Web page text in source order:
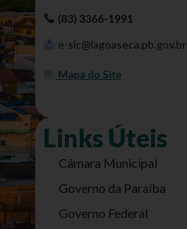
(83) 3366-1991
e-sic@lagoaseca.pb.gov.br
Mapa do Site
Links Úteis
Câmara Municipal
Governo da Paraíba
Governo Federal